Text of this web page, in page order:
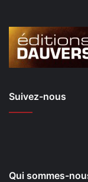
Suivez-nous
Qui sommes-